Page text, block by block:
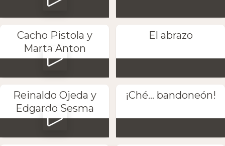
Cacho Pistola y
Marta Anton
El abrazo
Reinaldo Ojeda y
Edgardo Sesma
¡Ché... bandoneón!